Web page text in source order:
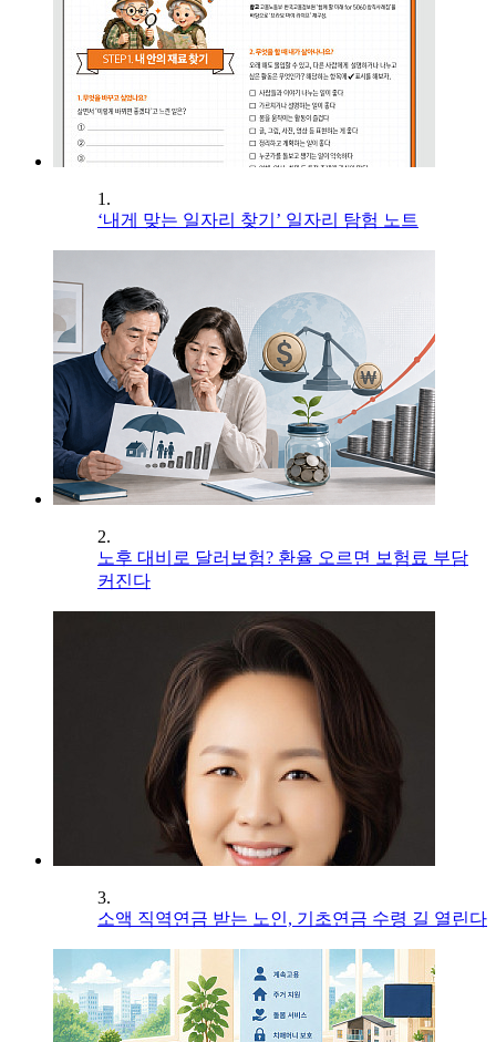
1.
‘내게 맞는 일자리 찾기’ 일자리 탐험 노트
2.
노후 대비로 달러보험? 환율 오르면 보험료 부담
커진다
3.
소액 직역연금 받는 노인, 기초연금 수령 길 열린다